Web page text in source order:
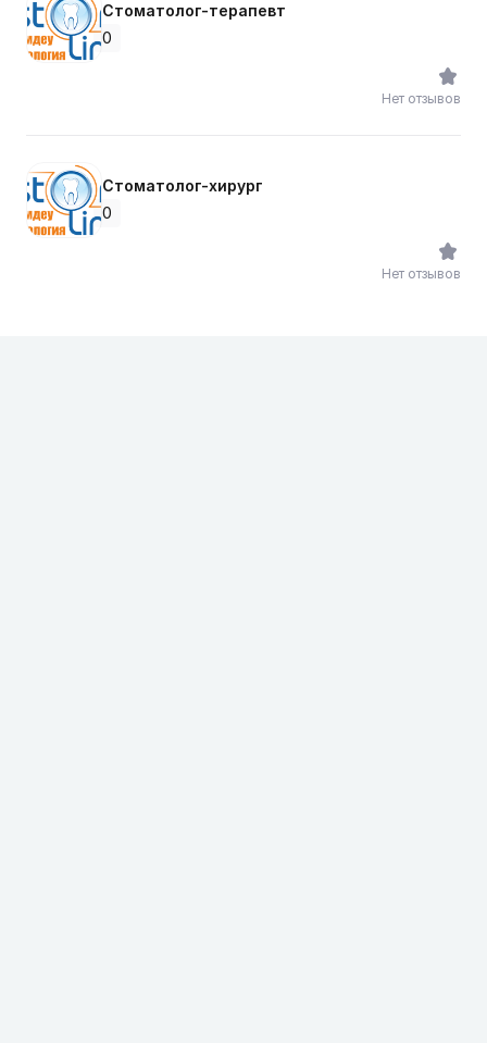
Стоматолог-терапевт
0
Нет отзывов
Стоматолог-хирург
0
Нет отзывов